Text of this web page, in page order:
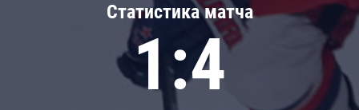
Статистика матча
1:4